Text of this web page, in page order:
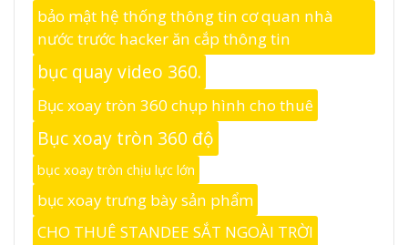
bảo mật hệ thống thông tin cơ quan nhà
nước trước hacker ăn cắp thông tin
bục quay video 360.
Bục xoay tròn 360 chụp hình cho thuê
Bục xoay tròn 360 độ
bục xoay tròn chịu lực lớn
bục xoay trưng bày sản phẩm
CHO THUÊ STANDEE SẮT NGOÀI TRỜI